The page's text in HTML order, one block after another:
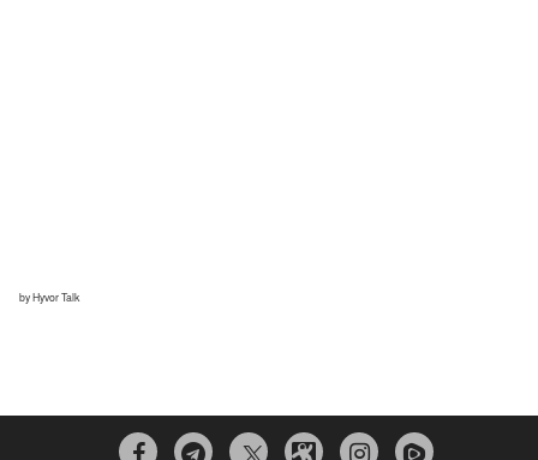
  